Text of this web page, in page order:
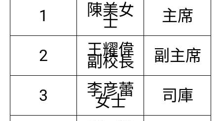
1
陳美女
士 主席
2 王耀偉
副校長 副主席
3 李彦蕾
女士 司庫